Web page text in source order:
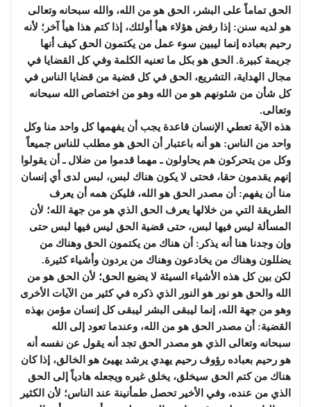
الحق تماماً على البشر، الحق هو من الله، والله سبحانه وتعالى
هو لديه سنن: إذا رفض هؤلاء هيأ أولئك، إذا كتم هذا هيأ آخر؛ لأنه
رحيم بعباده إنما ليبين سوء عمل من يكتمون الحق كيف أنها
جريمة كبيرة. الحق هو بكل ما تعنيه الكلمة وفي كل القضايا في
مجال الهداية، التشريع، الحق في كل قضية من قضايا الناس في
كل شأن من شئونهم هو من الله وهو من اختصاص الله سبحانه
وتعالى.
هذه الآية تعطي الإنسان قاعدة يجب أن يفهمها كل واحد منا وكل
واحد من الناس: هو أنه باعتبار أن الحق هو مطلب للناس جميعاً
وكل من يتحركون هم يحاولون ـ مهما قدموا من ضلال ـ أن يقولوا
إنهم يقدمون حقا، فحتى لا يكون هناك لبس، لبس لدى أي إنسان
منا أن يفهم: أن مصدر الحق هو الله، فليكن همه أن يعرف
الطريقة التي من خلالها يعرف الحق الذي هو من جهة الله؛ لأن
المسألة ليس فيها لبس، حتى قضية الحق ليس فيها لبس حتى
وإن وجدنا هنا أنه يذكر: أن هناك من يكتمون الحق وهناك من
يضللون وهناك من يخادعون وهناك من يردون وأشياء كثيرة.
لكن بين كل هذه الأشياء السيئة لا يضيع الحق؛ لأن الحق هو من
الله والحق هو نور هو النور الذي ذكره في كثير من الآيات الأخرى
وهو من جهة الله، إنما ليبقى البشر ليبقى كل إنسان مؤمن بهذه
القضية: أن مصدر الحق هو من الله، وعندما تعود إلى الله
سبحانه وتعالى الذي هو مصدر الحق تجد أنه يقول عن نفسه أنه
هو رحيم بعباده رؤوف رحيم يهدي يرشد يهيئ هو الخالق، إذا كان
هناك من كتم الحق سيخلق، يخلق غيره ويجعله هادياً إلى الحق
الذي من عنده، وفي الأخير تحصل طمأنينة عند الناس؛ لأن الكثير